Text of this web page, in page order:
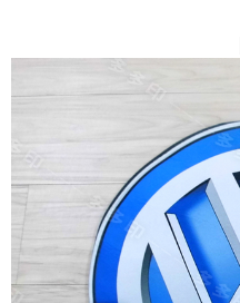
３．未成年的使用者請事先徵得法
「AFTEE先享後付」，若未經同意
４．使用「AFTEE先享後付」時，
時審查核予不同之上限額度；若仍
請求用戶進行身份認證。
５．嚴禁一人註冊多個帳號或使用
恩沛科技股份有限公司將有權停止